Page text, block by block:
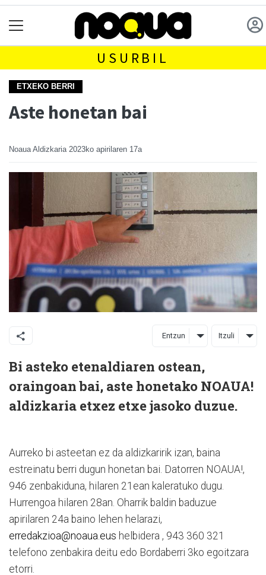
USURBIL
ETXEKO BERRI
Aste honetan bai
Noaua Aldizkaria 2023ko apirilaren 17a
Entzun Itzuli
Bi asteko etenaldiaren ostean,
oraingoan bai, aste honetako NOAUA!
aldizkaria etxez etxe jasoko duzue.
Aurreko bi asteetan ez da aldizkaririk izan, baina
estreinatu berri dugun honetan bai. Datorren NOAUA!,
946 zenbakiduna, hilaren 21ean kaleratuko dugu.
Hurrengoa hilaren 28an. Oharrik baldin baduzue
apirilaren 24a baino lehen helarazi,
erredakzioa@noaua.eus helbidera , 943 360 321
telefono zenbakira deitu edo Bordaberri 3ko egoitzara
etorri.